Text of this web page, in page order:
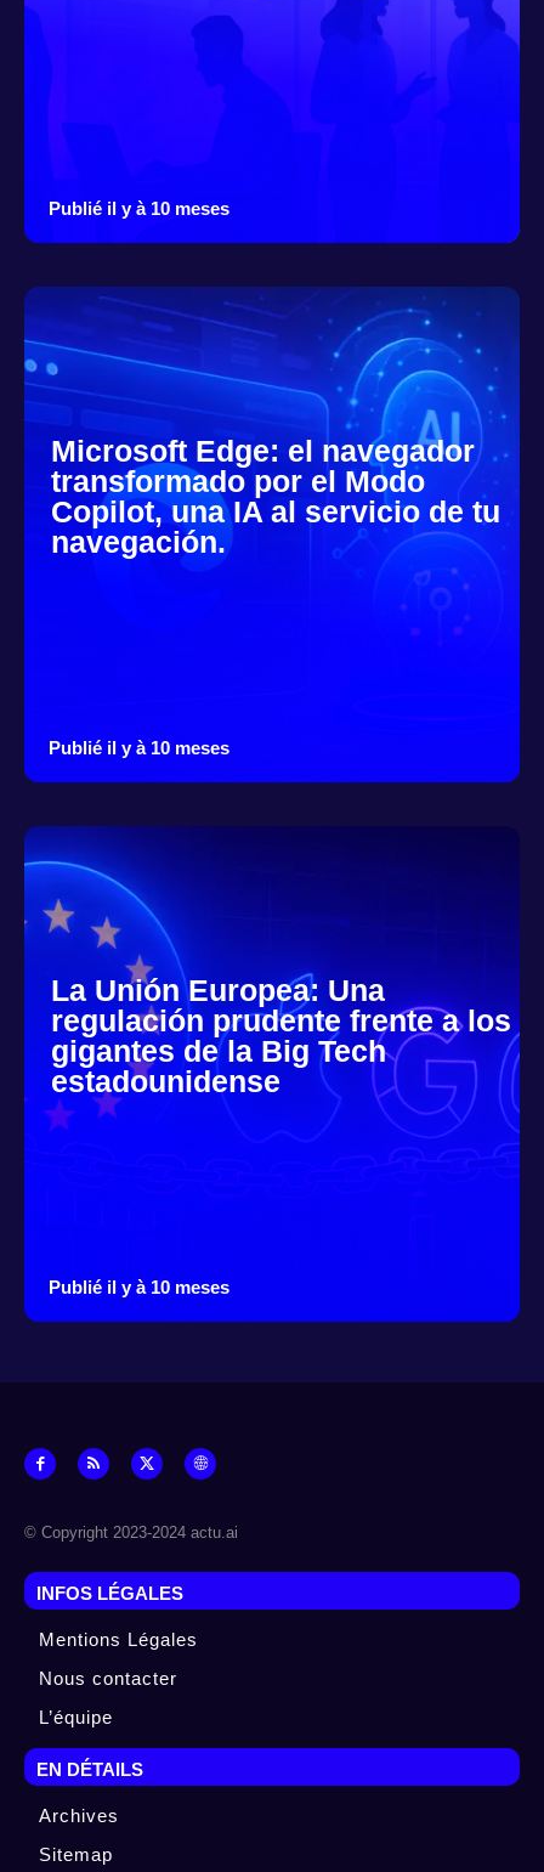
Publié il y à 10 meses
Microsoft Edge: el navegador
transformado por el Modo
Copilot, una IA al servicio de tu
navegación.
Publié il y à 10 meses
La Unión Europea: Una
regulación prudente frente a los
gigantes de la Big Tech
estadounidense
Publié il y à 10 meses
© Copyright 2023-2024 actu.ai
INFOS LÉGALES
Mentions Légales
Nous contacter
L’équipe
EN DÉTAILS
Archives
Sitemap